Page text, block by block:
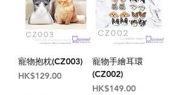
寵物抱枕(CZ003)
價格
HK$129.00
寵物手繪耳環
(CZ002)
價格
HK$149.00